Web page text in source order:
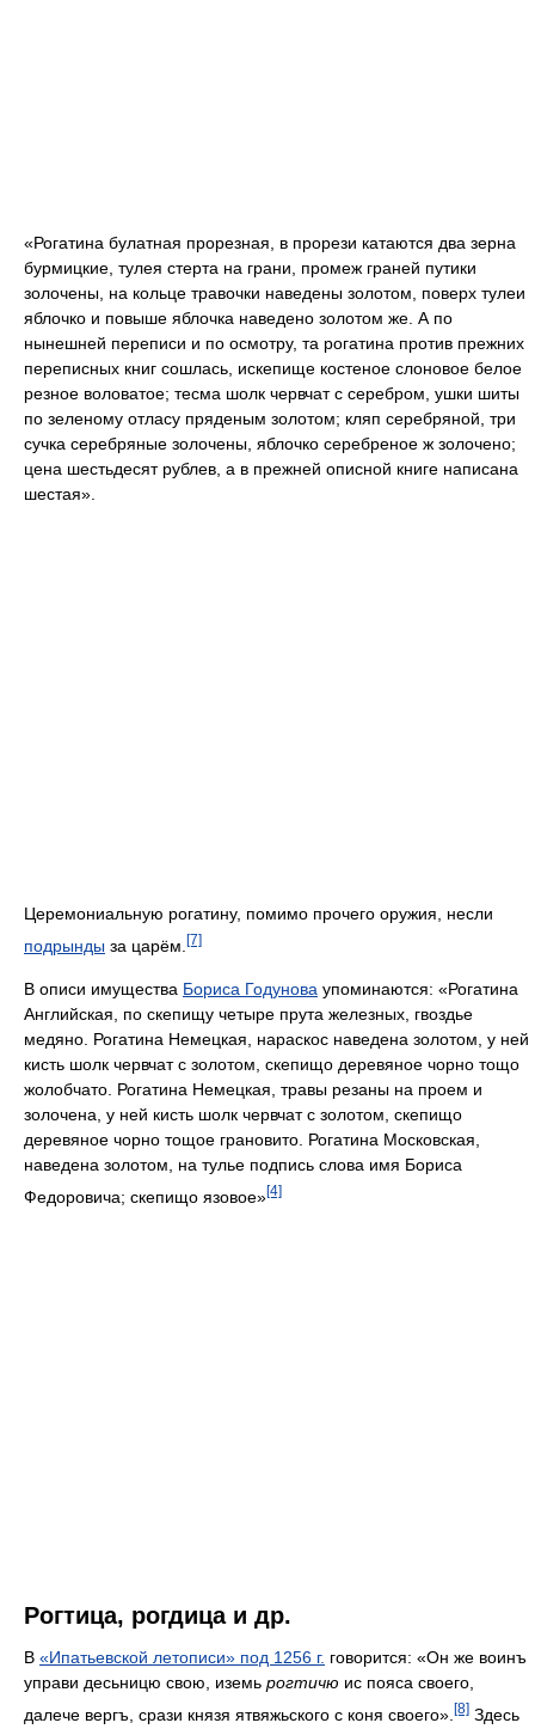
«Рогатина булатная прорезная, в прорези катаются два зерна
бурмицкие, тулея стерта на грани, промеж граней путики
золочены, на кольце травочки наведены золотом, поверх тулеи
яблочко и повыше яблочка наведено золотом же. А по
нынешней переписи и по осмотру, та рогатина против прежних
переписных книг сошлась, искепище костеное слоновое белое
резное воловатое; тесма шолк червчат с серебром, ушки шиты
по зеленому отласу пряденым золотом; кляп серебряной, три
сучка серебряные золочены, яблочко серебреное ж золочено;
цена шестьдесят рублев, а в прежней описной книге написана
шестая».
Церемониальную рогатину, помимо прочего оружия, несли
подрынды за царём. [7]
В описи имущества Бориса Годунова упоминаются: «Рогатина
Английская, по скепищу четыре прута железных, гвоздье
медяно. Рогатина Немецкая, нараскос наведена золотом, у ней
кисть шолк червчат с золотом, скепищо деревяное чорно тощо
жолобчато. Рогатина Немецкая, травы резаны на проем и
золочена, у ней кисть шолк червчат с золотом, скепищо
деревяное чорно тощое грановито. Рогатина Московская,
наведена золотом, на тулье подпись слова имя Бориса
Федоровича; скепищо язовое»[4]
Рогтица, рогдица и др.
В «Ипатьевской летописи» под 1256 г. говорится: «Он же воинъ
управи десьницю свою, иземь рогтичю ис пояса своего,
далече вергъ, срази князя ятвяжьского с коня своего». [8] Здесь